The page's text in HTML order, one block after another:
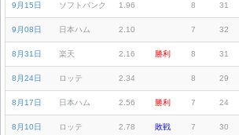
9月15日 ソフトバンク 1.96 8 31
9月08日 日本ハム 2.10 7 32
8月31日 楽天 2.16 勝利 8 31
8月24日 ロッテ 2.34 8 29
8月17日 日本ハム 2.56 勝利 7 24
8月10日 ロッテ 2.78 敗戦 7 30